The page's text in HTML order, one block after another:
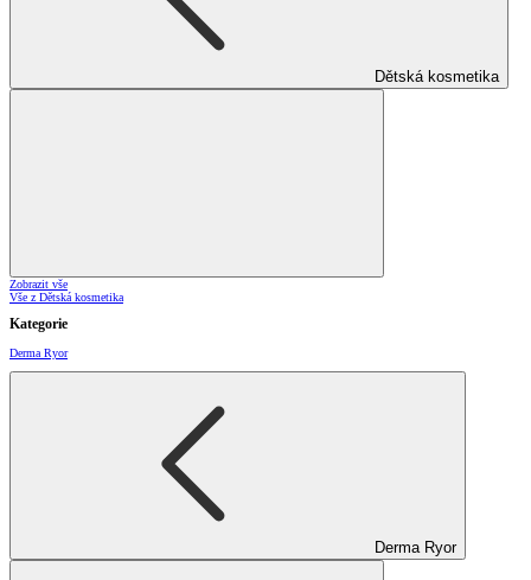
Dětská kosmetika
Zobrazit vše
Vše z Dětská kosmetika
Kategorie
Derma Ryor
Derma Ryor